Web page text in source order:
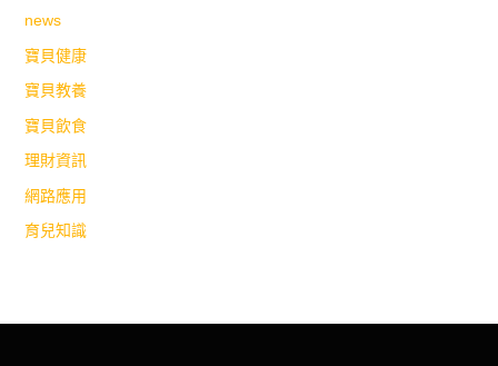
news
寶貝健康
寶貝教養
寶貝飲食
理財資訊
網路應用
育兒知識